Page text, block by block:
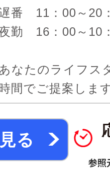
番 11：00～20
勤 16：00～10
なたのライフス
間でご提案しま
る